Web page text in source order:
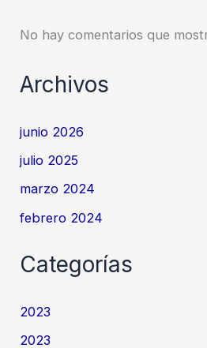
No hay comentarios que
Archivos
junio 2026
julio 2025
marzo 2024
febrero 2024
Categorías
2023
2023